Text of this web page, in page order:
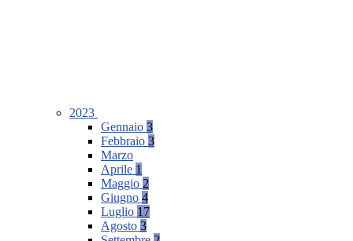
2023
Gennaio 3
Febbraio 3
Marzo
Aprile 1
Maggio 2
Giugno 4
Luglio 17
Agosto 3